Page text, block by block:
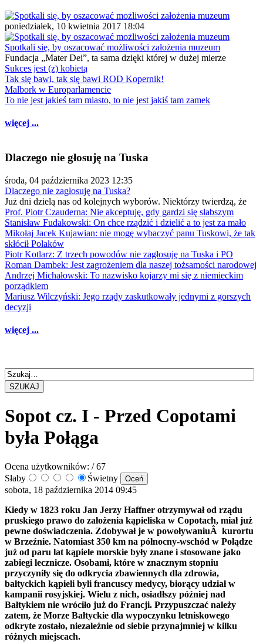
poniedziałek, 10 kwietnia 2017 18:04
Spotkali się, by oszacować możliwości założenia muzeum
Fundacja „Mater Dei”, ta sama dzięki której w dużej mierze
Sukces jest (z) kobietą
Tak się bawi, tak się bawi ROD Kopernik!
Malbork w Europarlamencie
To nie jest jakieś tam miasto, to nie jest jakiś tam zamek
więcej ...
Dlaczego nie głosuję na Tuska
środa, 04 października 2023 12:35
Dlaczego nie zagłosuję na Tuska?
Już dni dzielą nas od kolejnych wyborów. Niektórzy twierdzą, że
Prof. Piotr Czauderna: Nie akceptuję, gdy gardzi się słabszym
Stanisław Fudakowski: On chce rządzić i dzielić a to jest za mało
Mikołaj Jacek Kujawian: nie mogę wybaczyć panu Tuskowi, że tak
skłócił Polaków
Piotr Kotlarz: Z trzech powodów nie zagłosuję na Tuska i PO
Roman Dambek: Jest zagrożeniem dla naszej tożsamości narodowej
Andrzej Michałowski: To nazwisko kojarzy mi się z niemieckim
porządkiem
Mariusz Wilczyński: Jego rządy zaskutkowały jednymi z gorszych
decyzji
więcej ...
SZUKAJ
Sopot cz. I - Przed Copotami
była Połąga
Ocena użytkowników: / 67
Słaby
Świetny
sobota, 18 października 2014 09:45
Kiedy w 1823 roku Jan Jerzy Haffner otrzymywał od rządu
pruskiego prawo do założenia kąpieliska w Copotach, miał już
pewne doświadczenia. Zdobywał je w powoływaniuÂ kurortu
w Brzeźnie. Natomiast 350 km na północny-wschód w Połądze
już od paru lat kąpiele morskie były znane i stosowane jako
zabiegi lecznicze. Osobami, które w znacznym stopniu
przyczyniły się do odkrycia zbawiennych dla zdrowia,
bałtyckich kąpieli byli francuscy medycy, biorący udział w
kampanii rosyjskiej. Wielu z nich, osiadłszy później nad
Bałtykiem nie wróciło już do Francji. Przypuszczać należy
zatem, że Morze Bałtyckie dla wypoczynku letniskowego
odkryte zostało, niezależnie od siebie przynajmniej w kilku
różnych miejscach.